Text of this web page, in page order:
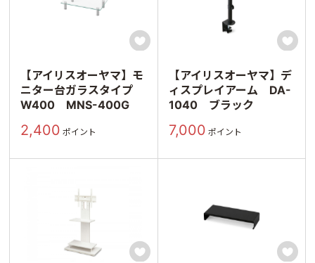

【アイリスオーヤマ】モ
ニター台ガラスタイプ
W400 MNS-400G
2,400 ポイント

【アイリスオーヤマ】デ
ィスプレイアーム DA-
1040 ブラック
7,000 ポイント
 